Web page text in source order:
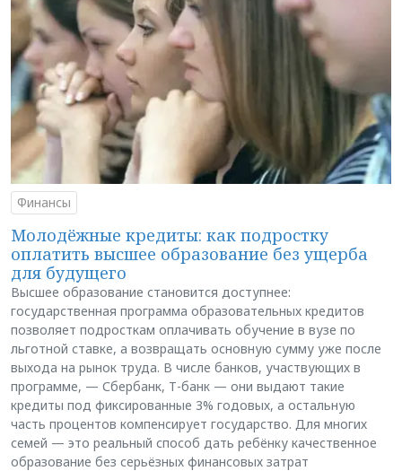
Финансы
Молодёжные кредиты: как подростку
оплатить высшее образование без ущерба
для будущего
Высшее образование становится доступнее:
государственная программа образовательных кредитов
позволяет подросткам оплачивать обучение в вузе по
льготной ставке, а возвращать основную сумму уже после
выхода на рынок труда. В числе банков, участвующих в
программе, — Сбербанк, Т-банк — они выдают такие
кредиты под фиксированные 3% годовых, а остальную
часть процентов компенсирует государство. Для многих
семей — это реальный способ дать ребёнку качественное
образование без серьёзных финансовых затрат